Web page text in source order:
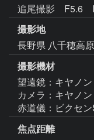
追尾撮影 F5.6
撮影地
長野県 八千穂高原
撮影機材
望遠鏡：キヤノン
カメラ：キヤノン
赤道儀：ビクセ
焦点距離